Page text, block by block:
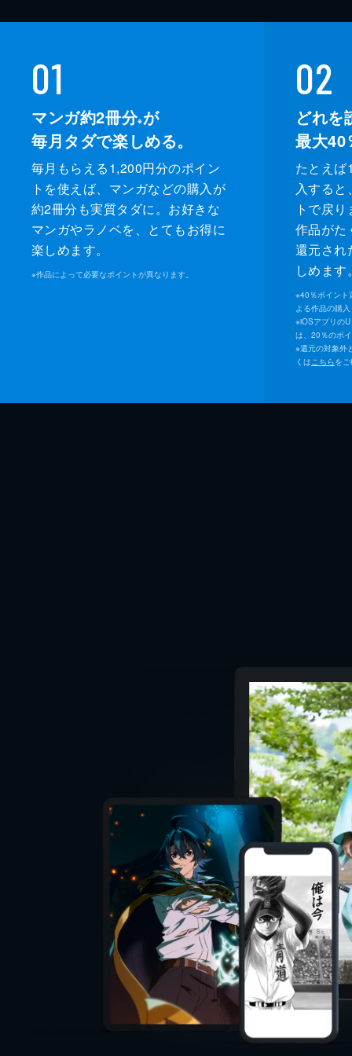
01
マンガ約2冊分※が
毎月タダで楽しめる。
毎月もらえる1,200円分のポイン
トを使えば、マンガなどの購入が
約2冊分も実質タダに。お好きな
マンガやラノベを、とてもお得に
楽しめます。
※作品によって必要なポイントが異なります。
02
どれを
最大40
たとえ
入する
トで戻
作品がた
還元され
しめます
※40％ポイント
よる作品の購
※iOSアプリの
は、20％のポ
※還元の対象外
くはこちらを